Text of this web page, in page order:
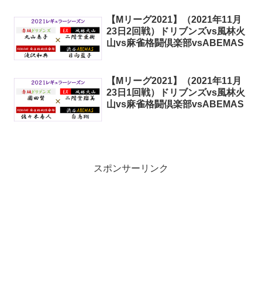
【Mリーグ2021】（2021年11月
23日2回戦）ドリブンズvs風林火
山vs麻雀格闘倶楽部vsABEMAS
【Mリーグ2021】（2021年11月
23日1回戦）ドリブンズvs風林火
山vs麻雀格闘倶楽部vsABEMAS
スポンサーリンク